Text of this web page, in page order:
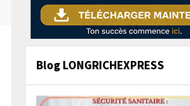
Blog LONGRICHEXPRESS